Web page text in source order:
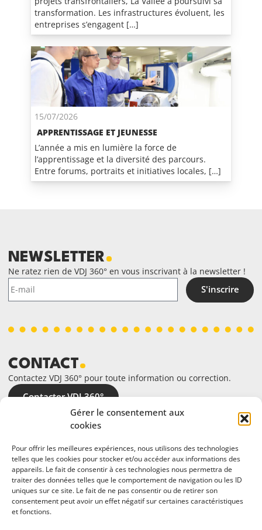
Gérer le consentement aux
cookies
Pour offrir les meilleures expériences, nous utilisons des technologies
telles que les cookies pour stocker et/ou accéder aux informations des
appareils. Le fait de consentir à ces technologies nous permettra de
traiter des données telles que le comportement de navigation ou les ID
uniques sur ce site. Le fait de ne pas consentir ou de retirer son
consentement peut avoir un effet négatif sur certaines caractéristiques
et fonctions.
transformation. Les infrastructures évoluent, les
entreprises s’engagent […]
15/07/2026
APPRENTISSAGE ET JEUNESSE
L’année a mis en lumière la force de
l’apprentissage et la diversité des parcours.
Entre forums, portraits et initiatives locales, […]
NEWSLETTER
Ne ratez rien de VDJ 360° en vous inscrivant à la newsletter !
S'inscrire
CONTACT
Contactez VDJ 360° pour toute information ou correction.
Contacter VDJ 360°